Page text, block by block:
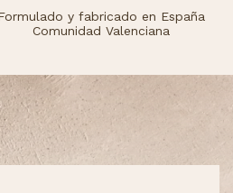
y fabricado en España
Comunidad Valenciana